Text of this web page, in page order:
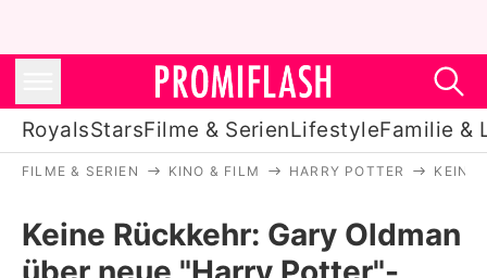
RoyalsStarsFilme & SerienLifestyleFamilie &
Stars
FILME & SERIEN KINO & FILM HARRY POTTER KEINE
Keine Rückkehr: Gary Oldman